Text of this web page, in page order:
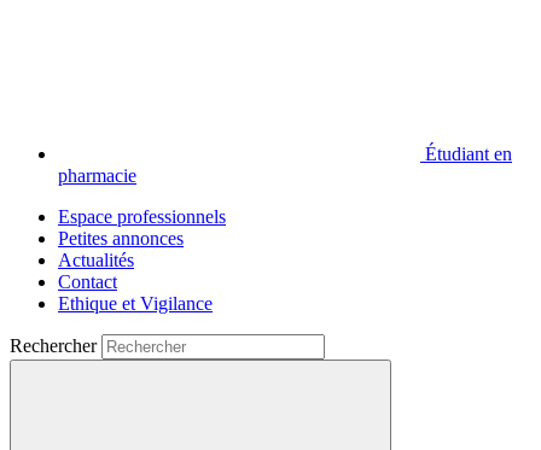
Étudiant en
pharmacie
Espace professionnels
Petites annonces
Actualités
Contact
Ethique et Vigilance
Rechercher